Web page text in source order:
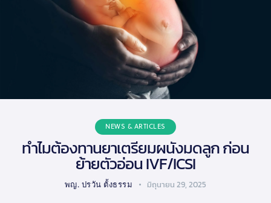
NEWS & ARTICLES
ทำไมต้องทานยาเตรียมผนังมดลูก ก่อน
ย้ายตัวอ่อน IVF/ICSI
พญ. ปรวัน ตั้งธรรม มิถุนายน 29, 2025